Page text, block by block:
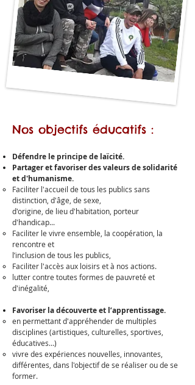
Nos objectifs éducatifs :
Défendre le principe de laïcité.
Partager et favoriser des valeurs de solidarité
et d'humanisme.
Faciliter l'accueil de tous les publics sans
distinction, d'âge, de sexe,
d'origine, de lieu d'habitation, porteur
d'handicap...​
Faciliter le vivre ensemble, la coopération, la
rencontre et
l’inclusion de tous les publics​​,
Faciliter l'accès aux loisirs et à nos actions.
​lutter contre toutes formes de pauvreté et
d'inégalité,
Favoriser la découverte et l’apprentissage.
en permettant d'appréhender de multiples
disciplines (artistiques, culturelles, sportives,
éducatives…)
vivre des expériences nouvelles, innovantes,
différentes, dans l'objectif de se réaliser ou de se
former. ​​​